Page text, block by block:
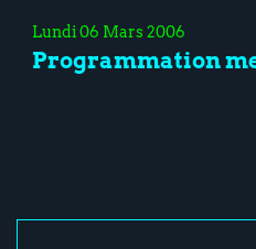
Lundi 06 Mars 2006
Programmation